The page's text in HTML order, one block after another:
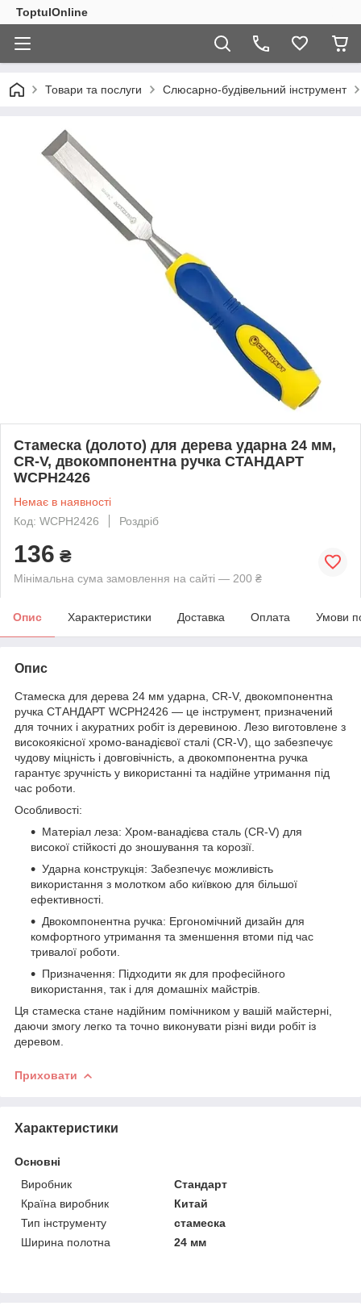
ToptulOnline
Товари та послуги Слюсарно-будівельний інструмент
Стамеска (долото) для дерева ударна 24 мм,
CR-V, двокомпонентна ручка СТАНДАРТ
WCPH2426
Немає в наявності
Код: WCPH2426
Роздріб
136 ₴
Мінімальна сума замовлення на сайті — 200 ₴
Опис Характеристики Доставка Оплата Умови
Опис
Стамеска для дерева 24 мм ударна, CR-V, двокомпонентна
ручка СТАНДАРТ WCPH2426 — це інструмент, призначений
для точних і акуратних робіт із деревиною. Лезо виготовлене з
високоякісної хромо-ванадієвої сталі (CR-V), що забезпечує
чудову міцність і довговічність, а двокомпонентна ручка
гарантує зручність у використанні та надійне утримання під
час роботи.
Особливості:
Матеріал леза: Хром-ванадієва сталь (CR-V) для
високої стійкості до зношування та корозії.
Ударна конструкція: Забезпечує можливість
використання з молотком або київкою для більшої
ефективності.
Двокомпонентна ручка: Ергономічний дизайн для
комфортного утримання та зменшення втоми під час
тривалої роботи.
Призначення: Підходити як для професійного
використання, так і для домашніх майстрів.
Ця стамеска стане надійним помічником у вашій майстерні,
даючи змогу легко та точно виконувати різні види робіт із
деревом.
Приховати
Характеристики
Основні
Виробник
Стандарт
Країна виробник
Китай
Тип інструменту
стамеска
Ширина полотна
24 мм